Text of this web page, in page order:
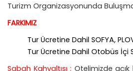
Turizm Organizasyonunda
FARKIMIZ
Tur Ücretine Dahil SOFYA,
Tur Ücretine Dahil Otobüs İçi
Sabah Kahvaltısı : Otelimizde